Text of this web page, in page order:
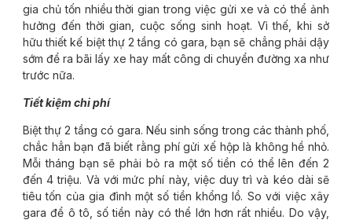
gia chủ tốn nhiều thời gian trong việc gửi xe và có thể ảnh
hưởng đến thời gian, cuộc sống sinh hoạt. Vì thế, khi sở
hữu thiết kế biệt thự 2 tầng có gara, bạn sẽ chẳng phải dậy
sớm để ra bãi lấy xe hay mất công di chuyển đường xa như
trước nữa.
Tiết kiệm chi phí
Biệt thự 2 tầng có gara. Nếu sinh sống trong các thành phố,
chắc hẳn bạn đã biết rằng phí gửi xế hộp là không hề nhỏ.
Mỗi tháng bạn sẽ phải bỏ ra một số tiền có thể lên đến 2
đến 4 triệu. Và với mức phí này, việc duy trì và kéo dài sẽ
tiêu tốn của gia đình một số tiền khổng lồ. So với việc xây
gara để ô tô, số tiền này có thể lớn hơn rất nhiều. Do vậy,